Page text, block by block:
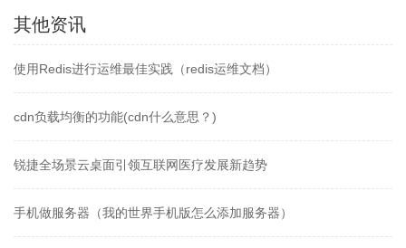
其他资讯
使用Redis进行运维最佳实践（redis运维文档）
cdn负载均衡的功能(cdn什么意思？)
锐捷全场景云桌面引领互联网医疗发展新趋势
手机做服务器（我的世界手机版怎么添加服务器）